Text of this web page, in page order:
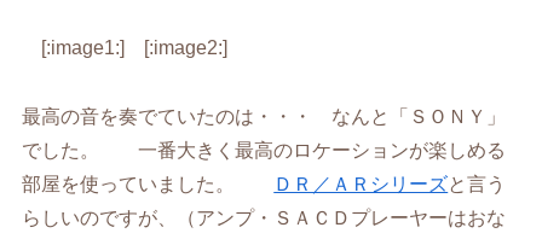
[:image1:] [:image2:]
最高の音を奏でていたのは・・・ なんと「ＳＯＮＹ」
でした。 一番大きく最高のロケーションが楽しめる
部屋を使っていました。
ＤＲ／ＡＲシリーズと言う
らしいのですが、（アンプ・ＳＡＣＤプレーヤーはおな